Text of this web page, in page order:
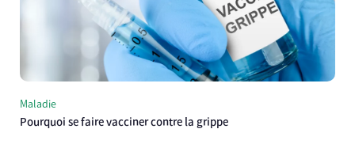
Maladie
Pourquoi se faire vacciner contre la grippe